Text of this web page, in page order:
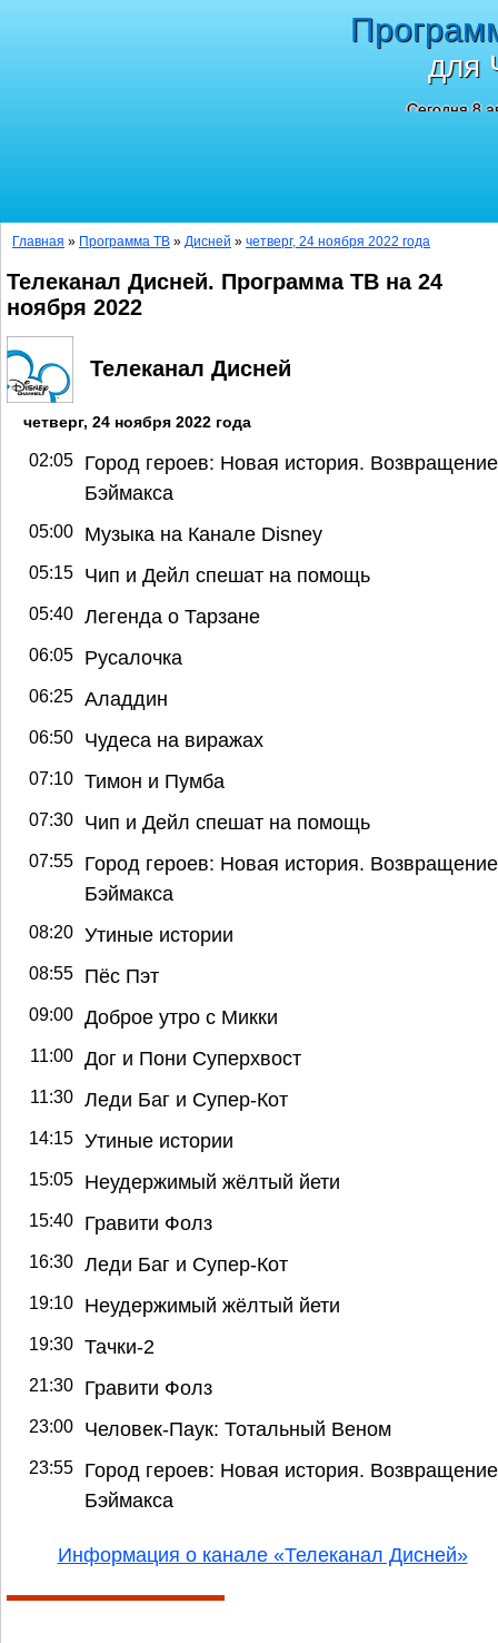
для
Сегодня 8
Главная » Программа ТВ » Дисней » четверг, 24 ноября 2022 года
Телеканал Дисней. Программа ТВ на 24
ноября 2022
Телеканал Дисней
четверг, 24 ноября 2022 года
02:05
Город героев: Новая история. Возвращение
Бэймакса
05:00 Музыка на Канале Disney
05:15 Чип и Дейл спешат на помощь
05:40 Легенда о Тарзане
06:05 Русалочка
06:25 Аладдин
06:50 Чудеса на виражах
07:10 Тимон и Пумба
07:30 Чип и Дейл спешат на помощь
07:55
Город героев: Новая история. Возвращение
Бэймакса
08:20 Утиные истории
08:55 Пёс Пэт
09:00 Доброе утро с Микки
11:00 Дог и Пони Суперхвост
11:30 Леди Баг и Супер-Кот
14:15 Утиные истории
15:05 Неудержимый жёлтый йети
15:40 Гравити Фолз
16:30 Леди Баг и Супер-Кот
19:10 Неудержимый жёлтый йети
19:30 Тачки-2
21:30 Гравити Фолз
23:00 Человек-Паук: Тотальный Веном
23:55
Город героев: Новая история. Возвращение
Бэймакса
Информация о канале «Телеканал Дисней»